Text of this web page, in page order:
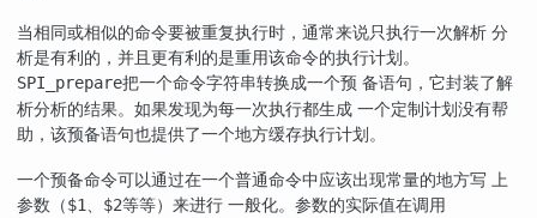
当相同或相似的命令要被重复执行时，通常来说只执行一次解析 分
析是有利的，并且更有利的是重用该命令的执行计划。
SPI_prepare把一个命令字符串转换成一个预 备语句，它封装了解
析分析的结果。如果发现为每一次执行都生成 一个定制计划没有帮
助，该预备语句也提供了一个地方缓存执行计划。
一个预备命令可以通过在一个普通命令中应该出现常量的地方写 上
参数（$1、 $2等等）来进行 一般化。参数的实际值在调用